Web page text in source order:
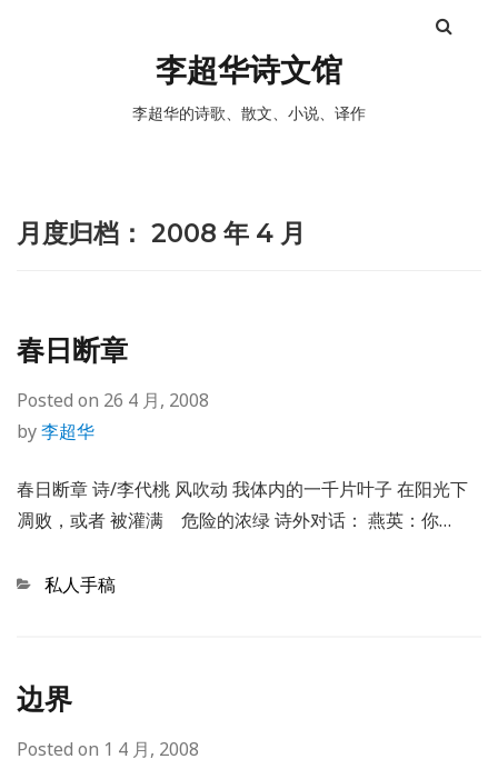
李超华诗文馆
李超华的诗歌、散文、小说、译作
月度归档： 2008 年 4 月
春日断章
Posted on 26 4 月, 2008
by李超华
春日断章 诗/李代桃 风吹动 我体内的一千片叶子 在阳光下
凋败，或者 被灌满 危险的浓绿 诗外对话： 燕英：你…
Categories
私人手稿
边界
Posted on 1 4 月, 2008